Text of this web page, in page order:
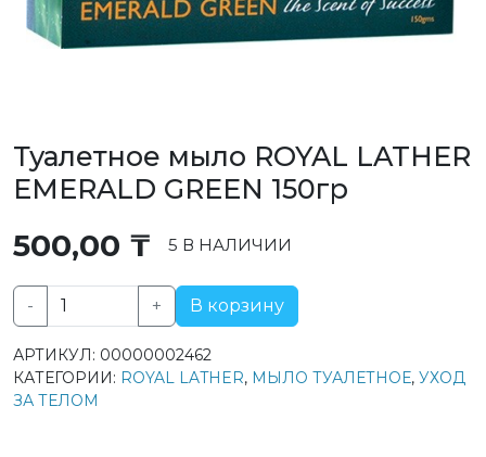
Туалетное мыло ROYAL LATHER
EMERALD GREEN 150гр
500,00 ₸ 5 В НАЛИЧИИ
-
Количество
Туалетное
мыло
+ В корзину
АРТИКУЛ: 00000002462
КАТЕГОРИИ: ROYAL LATHER, МЫЛО ТУАЛЕТНОЕ, УХОД
ЗА ТЕЛОМ